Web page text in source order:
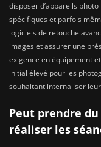
disposer d’appareils
spécifiques et parfois
logiciels de retouche
images et assurer une
exigence en équipement
initial élevé pour les
souhaitant internaliser
Peut prendre
réaliser les